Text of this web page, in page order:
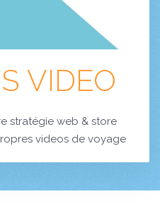
VIDEO
stratégie web & store
videos de voyage